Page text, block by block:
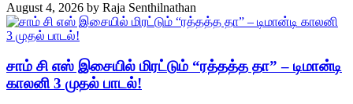
August 4, 2026 by Raja Senthilnathan
சாம் சி எஸ் இசையில் மிரட்டும் “ரத்தத்த தா” – டிமான்டி
காலனி 3 முதல் பாடல்!